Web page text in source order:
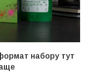
набору тут